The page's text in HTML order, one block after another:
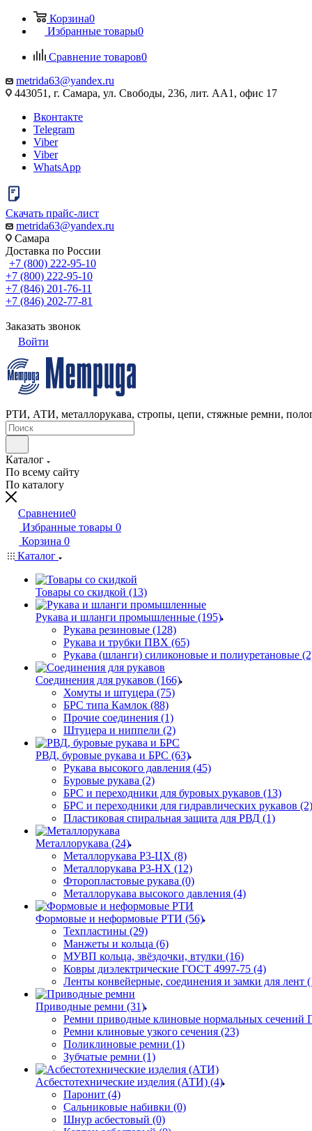
Корзина0
Избранные товары0
Сравнение товаров0
metrida63@yandex.ru
443051, г. Самара, ул. Свободы, 236, лит. АА1, офис 17
Вконтакте
Telegram
Viber
Viber
WhatsApp
Скачать прайс-лист
metrida63@yandex.ru
Самара
Доставка по России
+7 (800) 222-95-10
+7 (800) 222-95-10
+7 (846) 201-76-11
+7 (846) 202-77-81
Заказать звонок
Войти
РТИ, АТИ, металлорукава, стропы, цепи, стяжные ремни,
Каталог
По всему сайту
По каталогу
Сравнение0
Избранные товары 0
Корзина 0
Каталог
Товары со скидкой (13)
Рукава и шланги промышленные (195)
Рукава резиновые (128)
Рукава и трубки ПВХ (65)
Рукава (шланги) силиконовые и полиуретановые
Соединения для рукавов (166)
Хомуты и штуцера (75)
БРС типа Камлок (88)
Прочие соединения (1)
Штуцера и ниппели (2)
РВД, буровые рукава и БРС (63)
Рукава высокого давления (45)
Буровые рукава (2)
БРС и переходники для буровых рукавов (13)
БРС и переходники для гидравлических рукавов (2)
Пластиковая спиральная защита для РВД (1)
Металлорукава (24)
Металлорукава Р3-ЦХ (8)
Металлорукава Р3-НХ (12)
Фторопластовые рукава (0)
Металлорукава высокого давления (4)
Формовые и неформовые РТИ (56)
Техпластины (29)
Манжеты и кольца (6)
МУВП кольца, звёздочки, втулки (16)
Ковры диэлектрические ГОСТ 4997-75 (4)
Ленты конвейерные, соединения и замки для лент
Приводные ремни (31)
Ремни приводные клиновые нормальных сечений
Ремни клиновые узкого сечения (23)
Поликлиновые ремни (1)
Зубчатые ремни (1)
Асбестотехнические изделия (АТИ) (4)
Паронит (4)
Сальниковые набивки (0)
Шнур асбестовый (0)